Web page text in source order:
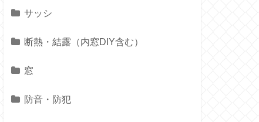
サッシ
断熱・結露（内窓DIY含む）
窓
防音・防犯